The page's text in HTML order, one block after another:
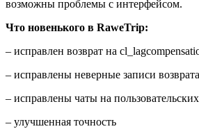
возможны проблемы с интерфейсом.
Что новенького в RaweTrip:
– исправлен возврат на
– исправлены неверные записи возврата
– исправлены чаты на
– улучшенная точность